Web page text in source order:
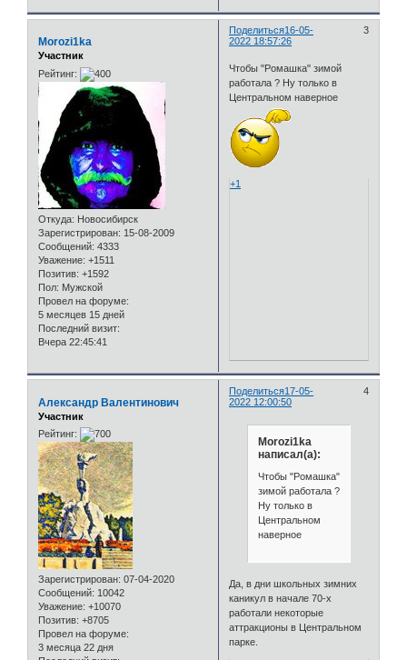
Поделиться 3
16-05-
2022 18:57:26
Morozi1ka
Участник
Рейтинг:
Откуда: Новосибирск
Зарегистрирован: 15-08-2009
Сообщений: 4333
Уважение: +1511
Позитив: +1592
Пол: Мужской
Провел на форуме:
5 месяцев 15 дней
Последний визит:
Вчера 22:45:41
Чтобы "Ромашка" зимой
работала ? Ну только в
Центральном наверное
+1
Поделиться 4
17-05-
2022 12:00:50
Александр Валентинович
Участник
Рейтинг:
Зарегистрирован: 07-04-2020
Сообщений: 10042
Уважение: +10070
Позитив: +8705
Провел на форуме:
3 месяца 22 дня
Morozi1ka
написал(а):
Чтобы "Ромашка"
зимой работала ?
Ну только в
Центральном
наверное
Да, в дни школьных зимних
каникул в начале 70-х
работали некоторые
аттракционы в Центральном
парке.